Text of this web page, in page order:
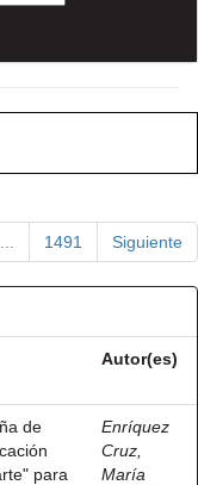
1491 Siguiente
Autor(es)
de
para
Enríquez
Cruz,
María